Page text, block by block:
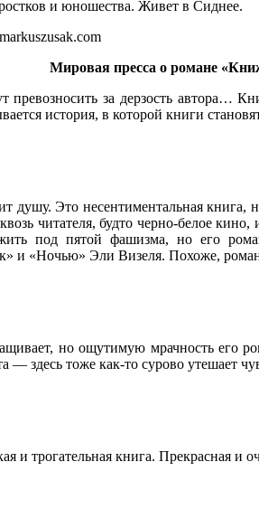
и юношества. Живет в Сиднее.
Мировая пресса о романе
превозносить за дерзость автора…
история, в которой книги
душу. Это несентиментальная книга,
читателя, будто черно-белое
под пятой фашизма, но его
и «Ночью» Эли Визеля. Похоже, роман
но ощутимую мрачность его
— здесь тоже как-то сурово утешает
и трогательная книга. Прекрасная и